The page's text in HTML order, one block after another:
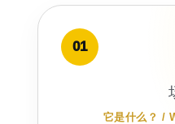
01
它是什么？ /